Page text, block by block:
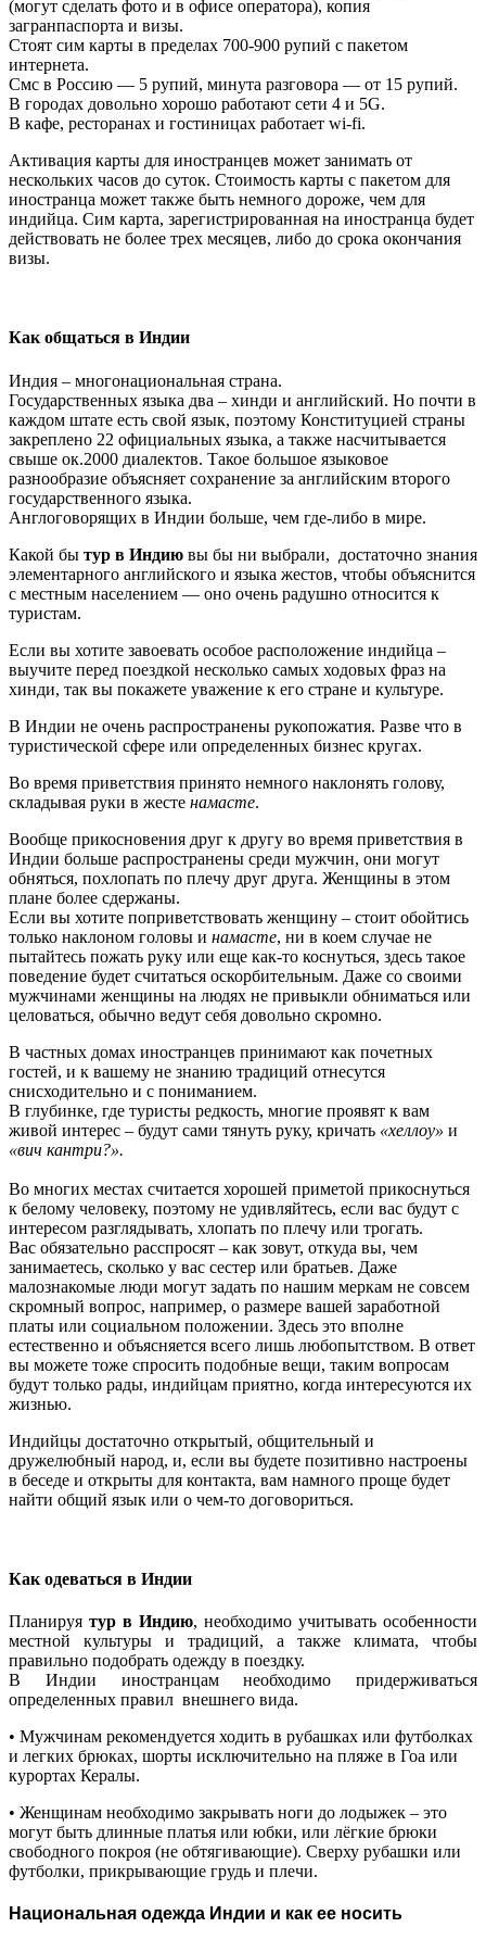
(могут сделать фото и в офисе оператора), копия
загранпаспорта и визы.
Стоят сим карты в пределах 700-900 рупий с пакетом
интернета.
Смс в Россию — 5 рупий, минута разговора — от 15 рупий.
В городах довольно хорошо работают сети 4 и 5G.
В кафе, ресторанах и гостиницах работает wi-fi.
Активация карты для иностранцев может занимать от
нескольких часов до суток. Стоимость карты с пакетом для
иностранца может также быть немного дороже, чем для
индийца. Сим карта, зарегистрированная на иностранца будет
действовать не более трех месяцев, либо до срока окончания
визы.
Как общаться в Индии
Индия – многонациональная страна.
Государственных языка два – хинди и английский. Но почти в
каждом штате есть свой язык, поэтому Конституцией страны
закреплено 22 официальных языка, а также насчитывается
свыше ок.2000 диалектов. Такое большое языковое
разнообразие объясняет сохранение за английским второго
государственного языка.
Англоговорящих в Индии больше, чем где-либо в мире.
Какой бы тур в Индию вы бы ни выбрали, достаточно знания
элементарного английского и языка жестов, чтобы объяснится
с местным населением — оно очень радушно относится к
туристам.
Если вы хотите завоевать особое расположение индийца –
выучите перед поездкой несколько самых ходовых фраз на
хинди, так вы покажете уважение к его стране и культуре.
В Индии не очень распространены рукопожатия. Разве что в
туристической сфере или определенных бизнес кругах.
Во время приветствия принято немного наклонять голову,
складывая руки в жесте намасте.
Вообще прикосновения друг к другу во время приветствия в
Индии больше распространены среди мужчин, они могут
обняться, похлопать по плечу друг друга. Женщины в этом
плане более сдержаны.
Если вы хотите поприветствовать женщину – стоит обойтись
только наклоном головы и намасте, ни в коем случае не
пытайтесь пожать руку или еще как-то коснуться, здесь такое
поведение будет считаться оскорбительным. Даже со своими
мужчинами женщины на людях не привыкли обниматься или
целоваться, обычно ведут себя довольно скромно.
В частных домах иностранцев принимают как почетных
гостей, и к вашему не знанию традиций отнесутся
снисходительно и с пониманием.
В глубинке, где туристы редкость, многие проявят к вам
живой интерес – будут сами тянуть руку, кричать «хеллоу» и
«вич кантри?».
Во многих местах считается хорошей приметой прикоснуться
к белому человеку, поэтому не удивляйтесь, если вас будут с
интересом разглядывать, хлопать по плечу или трогать.
Вас обязательно расспросят – как зовут, откуда вы, чем
занимаетесь, сколько у вас сестер или братьев. Даже
малознакомые люди могут задать по нашим меркам не совсем
скромный вопрос, например, о размере вашей заработной
платы или социальном положении. Здесь это вполне
естественно и объясняется всего лишь любопытством. В ответ
вы можете тоже спросить подобные вещи, таким вопросам
будут только рады, индийцам приятно, когда интересуются их
жизнью.
Индийцы достаточно открытый, общительный и
дружелюбный народ, и, если вы будете позитивно настроены
в беседе и открыты для контакта, вам намного проще будет
найти общий язык или о чем-то договориться.
Как одеваться в Индии
Планируя тур в Индию, необходимо учитывать особенности
местной культуры и традиций, а также климата, чтобы
правильно подобрать одежду в поездку.
В Индии иностранцам необходимо придерживаться
определенных правил внешнего вида.
• Мужчинам рекомендуется ходить в рубашках или футболках
и легких брюках, шорты исключительно на пляже в Гоа или
курортах Кералы.
• Женщинам необходимо закрывать ноги до лодыжек – это
могут быть длинные платья или юбки, или лёгкие брюки
свободного покроя (не обтягивающие). Сверху рубашки или
футболки, прикрывающие грудь и плечи.
Национальная одежда Индии и как ее носить